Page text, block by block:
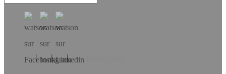
Téléchargez l’app!